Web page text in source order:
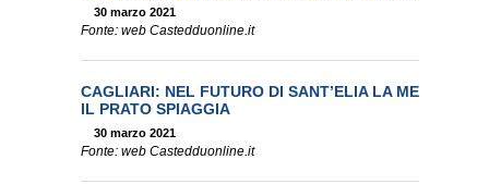
30 marzo 2021
Fonte: web Castedduonline.it
CAGLIARI: NEL FUTURO DI SANT’ELIA LA
IL PRATO SPIAGGIA
30 marzo 2021
Fonte: web Castedduonline.it